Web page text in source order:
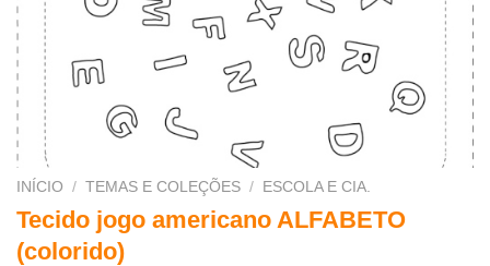
INÍCIO / TEMAS E COLEÇÕES / ESCOLA E CIA.
Tecido jogo americano ALFABETO
(colorido)